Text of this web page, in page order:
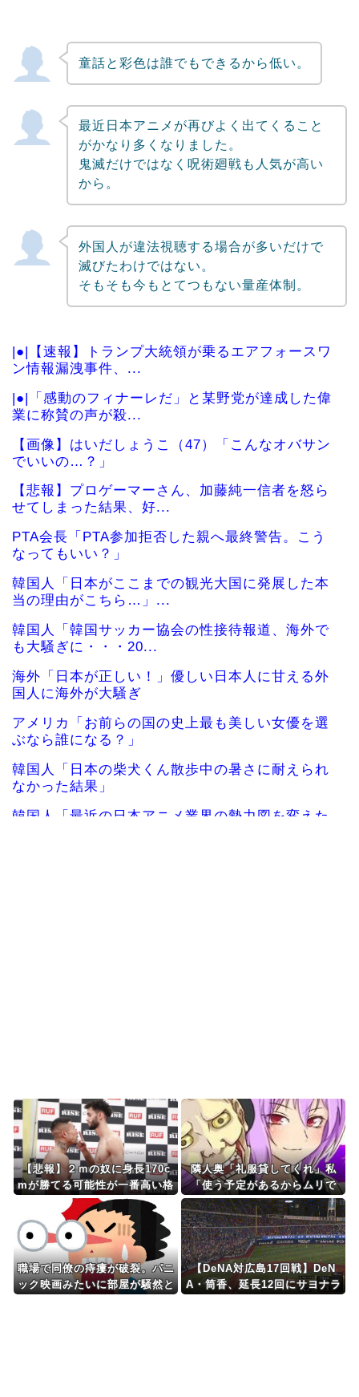
童話と彩色は誰でもできるから低い。
最近日本アニメが再びよく出てくること
がかなり多くなりました。
鬼滅だけではなく呪術廻戦も人気が高い
から。
外国人が違法視聴する場合が多いだけで
滅びたわけではない。
そもそも今もとてつもない量産体制。
|●|【速報】トランプ大統領が乗るエアフォースワ
ン情報漏洩事件、...
|●|「感動のフィナーレだ」と某野党が達成した偉
業に称賛の声が殺...
【画像】はいだしょうこ（47）「こんなオバサン
でいいの…？」
【悲報】プロゲーマーさん、加藤純一信者を怒ら
せてしまった結果、好...
PTA会長「PTA参加拒否した親へ最終警告。こう
なってもいい？」
韓国人「日本がここまでの観光大国に発展した本
当の理由がこちら…」...
韓国人「韓国サッカー協会の性接待報道、海外で
も大騒ぎに・・・20...
海外「日本が正しい！」優しい日本人に甘える外
国人に海外が大騒ぎ
アメリカ「お前らの国の史上最も美しい女優を選
ぶなら誰になる？」
韓国人「日本の柴犬くん散歩中の暑さに耐えられ
なかった結果」
韓国人「最近の日本アニメ業界の勢力図を変えた
Powered by livedoor 相互RSS
【悲報】２ｍの奴に身長170c
mが勝てる可能性が一番高い格
闘技ｗｗｗｗｗｗｗｗｗｗ
隣人奥「礼服貸してくれ」私
「使う予定があるからムリで
す」→断った途端、とんでもな
い暴言を吐かれて…
職場で同僚の痔瘻が破裂。パニ
ック映画みたいに部屋が騒然と
【DeNA対広島17回戦】DeN
A・筒香、延長12回にサヨナラ